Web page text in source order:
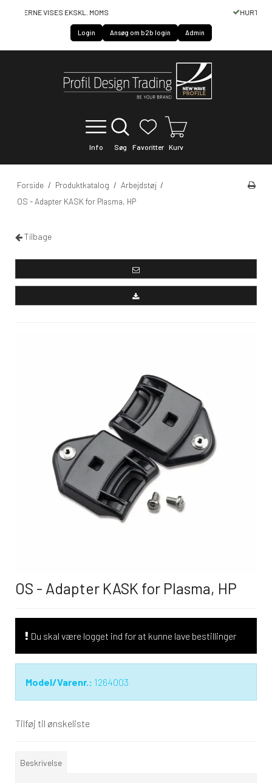
HURTIG SERVICE OF LEVERING
Login Ansøg om b2b login Admin
Info Søg Favoritter Kurv
Forside / Produktkatalog / Arbejdstøj /
OS - Adapter KASK for Plasma, HP
Tilbage
OS - Adapter KASK for Plasma, HP
Du skal være logget ind for at kunne lave bestillinger
Model/Varenr.: 1264003
Tilføj til ønskeliste
Beskrivelse